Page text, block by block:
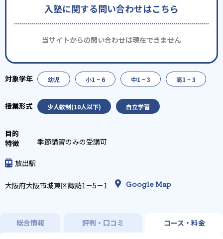
入塾に関する問い合わせはこちら
当サイトからの問い合わせは現在できません
幼児 小1 ~ 6 中1 ~ 3 高1 ~ 3
少人数制(10人以下) 自立学習
季節講習のみの受講可
放出駅
大阪府大阪市城東区諏訪1－5－1 Google Map
総合情報 評判・口コミ コース・料金